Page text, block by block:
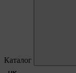
Каталог